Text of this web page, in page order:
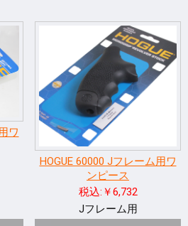
ワ
HOGUE 60000 Jフレーム用ワ
ンピース
税込:￥6,732
Jフレーム用